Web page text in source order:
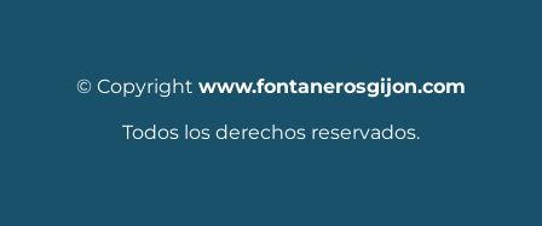
© Copyright www.fontanerosgijon.com
Todos los derechos reservados.